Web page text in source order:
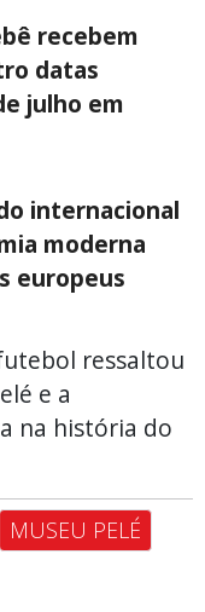
recebem
datas
julho em
internacional
moderna
europeus
ressaltou
e a
na história do
MUSEU PELÉ